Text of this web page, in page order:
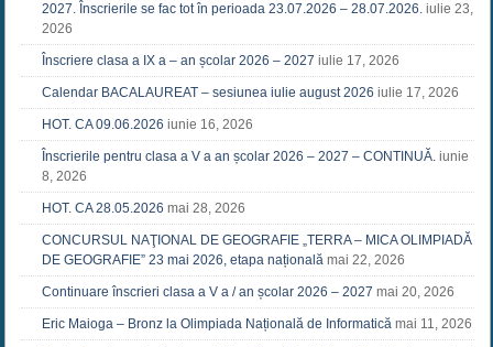
2027. Înscrierile se fac tot în perioada 23.07.2026 – 28.07.2026. iulie 23,
2026
Înscriere clasa a IX a – an școlar 2026 – 2027 iulie 17, 2026
Calendar BACALAUREAT – sesiunea iulie august 2026 iulie 17, 2026
HOT. CA 09.06.2026 iunie 16, 2026
Înscrierile pentru clasa a V a an școlar 2026 – 2027 – CONTINUĂ. iunie
8, 2026
HOT. CA 28.05.2026 mai 28, 2026
CONCURSUL NAŢIONAL DE GEOGRAFIE „TERRA – MICA OLIMPIADĂ
DE GEOGRAFIE” 23 mai 2026, etapa națională mai 22, 2026
Continuare înscrieri clasa a V a / an școlar 2026 – 2027 mai 20, 2026
Eric Maioga – Bronz la Olimpiada Națională de Informatică mai 11, 2026